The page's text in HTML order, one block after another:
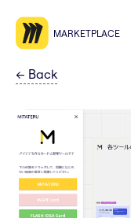
MARKETPLACE
← Back